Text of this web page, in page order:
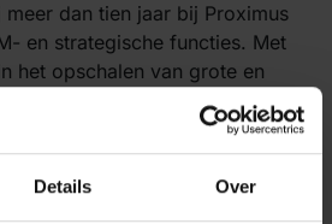
Details Over
dan tien jaar bij Proximus
en strategische functies. Met
het opschalen van grote en
zal hij nu de One Dstny
naar de volgende groeifase